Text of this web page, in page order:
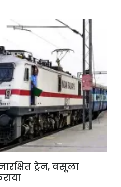
ट्रेन, वसूला